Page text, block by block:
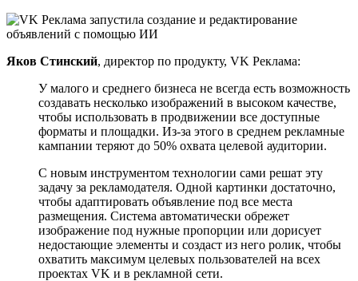
Яков Стинский, директор по продукту, VK Реклама:
У малого и среднего бизнеса не всегда есть возможность
создавать несколько изображений в высоком качестве,
чтобы использовать в продвижении все доступные
форматы и площадки. Из-за этого в среднем рекламные
кампании теряют до 50% охвата целевой аудитории.
С новым инструментом технологии сами решат эту
задачу за рекламодателя. Одной картинки достаточно,
чтобы адаптировать объявление под все места
размещения. Система автоматически обрежет
изображение под нужные пропорции или дорисует
недостающие элементы и создаст из него ролик, чтобы
охватить максимум целевых пользователей на всех
проектах VK и в рекламной сети.